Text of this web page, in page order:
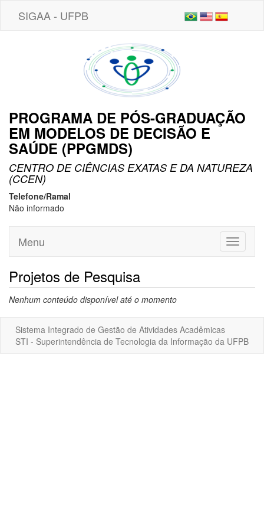
SIGAA - UFPB
PROGRAMA DE PÓS-GRADUAÇÃO
EM MODELOS DE DECISÃO E
SAÚDE (PPGMDS)
CENTRO DE CIÊNCIAS EXATAS E DA NATUREZA
(CCEN)
Telefone/Ramal
Não informado
Toggle
Menu
Projetos de Pesquisa
Nenhum conteúdo disponível até o momento
Sistema Integrado de Gestão de Atividades Acadêmicas
STI - Superintendência de Tecnologia da Informação da UFPB